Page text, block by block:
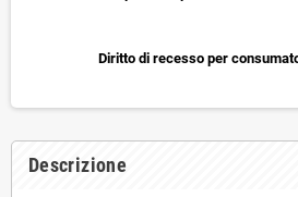
Diritto di recesso per
Descrizione